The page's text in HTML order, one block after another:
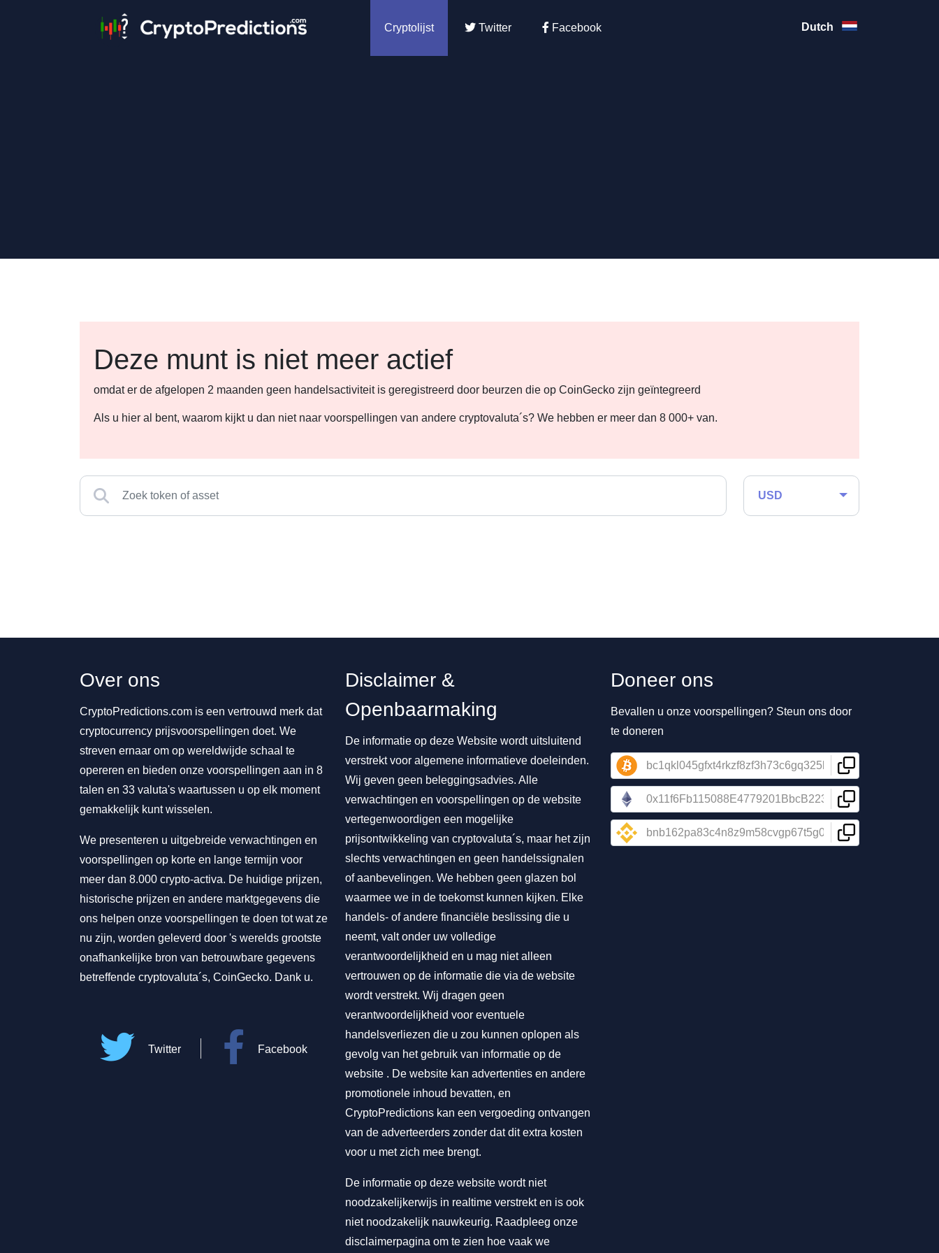
Cryptolijst Twitter Facebook Dutch
Deze munt is niet meer actief
omdat er de afgelopen 2 maanden geen handelsactiviteit is geregistreerd door beurzen die op CoinGecko zijn geïntegreerd
Als u hier al bent, waarom kijkt u dan niet naar voorspellingen van andere cryptovaluta´s? We hebben er meer dan 8 000+ van.
USD
Over ons
CryptoPredictions.com is een vertrouwd merk dat
cryptocurrency prijsvoorspellingen doet. We
streven ernaar om op wereldwijde schaal te
opereren en bieden onze voorspellingen aan in 8
talen en 33 valuta's waartussen u op elk moment
gemakkelijk kunt wisselen.
We presenteren u uitgebreide verwachtingen en
voorspellingen op korte en lange termijn voor
meer dan 8.000 crypto-activa. De huidige prijzen,
historische prijzen en andere marktgegevens die
ons helpen onze voorspellingen te doen tot wat ze
nu zijn, worden geleverd door 's werelds grootste
onafhankelijke bron van betrouwbare gegevens
betreffende cryptovaluta´s, CoinGecko. Dank u.
Twitter Facebook
Disclaimer &
Openbaarmaking
De informatie op deze Website wordt uitsluitend
verstrekt voor algemene informatieve doeleinden.
Wij geven geen beleggingsadvies. Alle
verwachtingen en voorspellingen op de website
vertegenwoordigen een mogelijke
prijsontwikkeling van cryptovaluta´s, maar het zijn
slechts verwachtingen en geen handelssignalen
of aanbevelingen. We hebben geen glazen bol
waarmee we in de toekomst kunnen kijken. Elke
handels- of andere financiële beslissing die u
neemt, valt onder uw volledige
verantwoordelijkheid en u mag niet alleen
vertrouwen op de informatie die via de website
wordt verstrekt. Wij dragen geen
verantwoordelijkheid voor eventuele
handelsverliezen die u zou kunnen oplopen als
gevolg van het gebruik van informatie op de
website . De website kan advertenties en andere
promotionele inhoud bevatten, en
CryptoPredictions kan een vergoeding ontvangen
van de adverteerders zonder dat dit extra kosten
voor u met zich mee brengt.
De informatie op deze website wordt niet
noodzakelijkerwijs in realtime verstrekt en is ook
niet noodzakelijk nauwkeurig. Raadpleeg onze
disclaimerpagina om te zien hoe vaak we
Doneer ons
Bevallen u onze voorspellingen? Steun ons door
te doneren